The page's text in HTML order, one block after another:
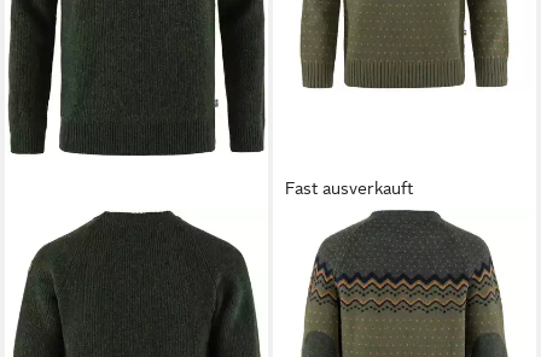
FJÄLLRÄVEN
Strickpullover
Pullover Övik Rib
205,99 €
239,95 €
-14%
Fast ausverkauft
FJÄLLRÄVENLongpullover
HE Övik Knit Sweater M
167,95 € UVP209,95 €
-20%